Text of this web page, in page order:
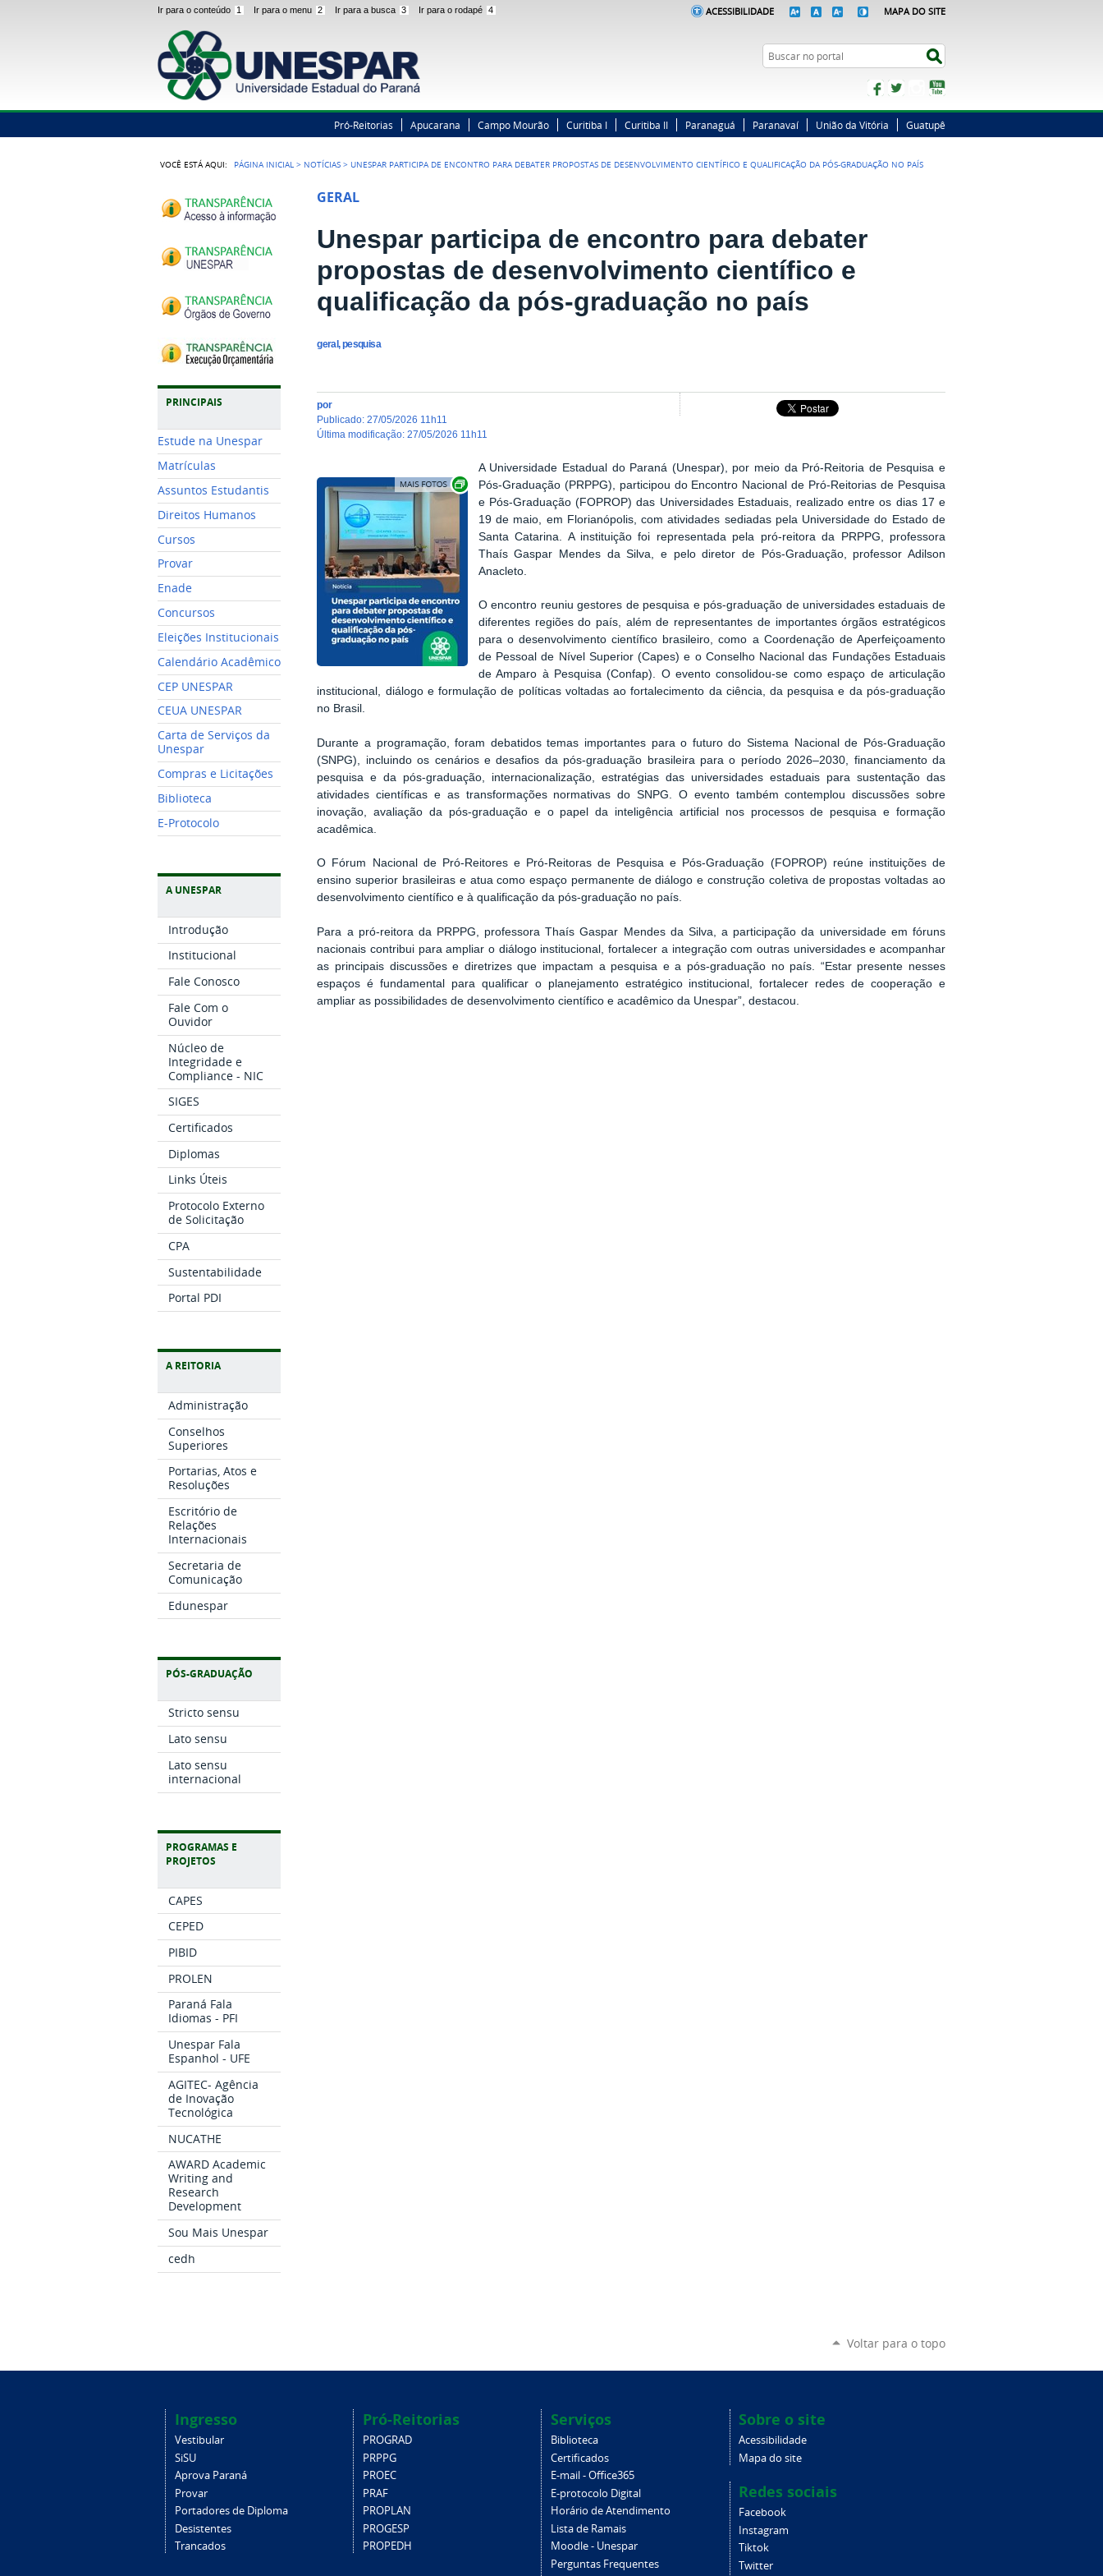
Ir para o conteúdo 1 Ir para o menu 2 Ir para a busca 3 Ir para o rodapé 4 ACESSIBILIDADE MAPA DO SITE
Busca
FacebookTwitterInstagram
Pró-Reitorias Apucarana Campo Mourão Curitiba I Curitiba II Paranaguá Paranavaí União da Vitória Guatupê
VOCÊ ESTÁ AQUI: PÁGINA INICIAL > NOTÍCIAS > UNESPAR PARTICIPA DE ENCONTRO PARA DEBATER PROPOSTAS DE DESENVOLVIMENTO CIENTÍFICO E QUALIFICAÇÃO DA PÓS-GRADUAÇÃO NO PAÍS
PRINCIPAIS
Estude na Unespar
Matrículas
Assuntos Estudantis
Direitos Humanos
Cursos
Provar
Enade
Concursos
Eleições Institucionais
Calendário Acadêmico
CEP UNESPAR
CEUA UNESPAR
Carta de Serviços da
Unespar
Compras e Licitações
Biblioteca
E-Protocolo
A UNESPAR
Introdução
Institucional
Fale Conosco
Fale Com o
Ouvidor
Núcleo de
Integridade e
Compliance - NIC
SIGES
Certificados
Diplomas
Links Úteis
Protocolo Externo
de Solicitação
CPA
Sustentabilidade
Portal PDI
A REITORIA
Administração
Conselhos
Superiores
Portarias, Atos e
Resoluções
Escritório de
Relações
Internacionais
Secretaria de
Comunicação
Edunespar
PÓS-GRADUAÇÃO
Stricto sensu
Lato sensu
Lato sensu
internacional
PROGRAMAS E
PROJETOS
CAPES
CEPED
PIBID
PROLEN
Paraná Fala
Idiomas - PFI
Unespar Fala
Espanhol - UFE
AGITEC- Agência
de Inovação
Tecnológica
NUCATHE
AWARD Academic
Writing and
Research
Development
Sou Mais Unespar
cedh
GERAL
Unespar participa de encontro para debater
propostas de desenvolvimento científico e
qualificação da pós-graduação no país
geral, pesquisa
por
publicado:27/05/2026 11h11
última modificação:27/05/2026 11h11
Exibir carrossel de imagens
A Universidade Estadual do Paraná (Unespar), por meio da Pró-Reitoria de Pesquisa e
Pós-Graduação (PRPPG), participou do Encontro Nacional de Pró-Reitorias de Pesquisa
e Pós-Graduação (FOPROP) das Universidades Estaduais, realizado entre os dias 17 e
19 de maio, em Florianópolis, com atividades sediadas pela Universidade do Estado de
Santa Catarina. A instituição foi representada pela pró-reitora da PRPPG, professora
Thaís Gaspar Mendes da Silva, e pelo diretor de Pós-Graduação, professor Adilson
Anacleto.
O encontro reuniu gestores de pesquisa e pós-graduação de universidades estaduais de
diferentes regiões do país, além de representantes de importantes órgãos estratégicos
para o desenvolvimento científico brasileiro, como a Coordenação de Aperfeiçoamento
de Pessoal de Nível Superior (Capes) e o Conselho Nacional das Fundações Estaduais
de Amparo à Pesquisa (Confap). O evento consolidou-se como espaço de articulação
institucional, diálogo e formulação de políticas voltadas ao fortalecimento da ciência, da pesquisa e da pós-graduação
no Brasil.
Durante a programação, foram debatidos temas importantes para o futuro do Sistema Nacional de Pós-Graduação
(SNPG), incluindo os cenários e desafios da pós-graduação brasileira para o período 2026–2030, financiamento da
pesquisa e da pós-graduação, internacionalização, estratégias das universidades estaduais para sustentação das
atividades científicas e as transformações normativas do SNPG. O evento também contemplou discussões sobre
inovação, avaliação da pós-graduação e o papel da inteligência artificial nos processos de pesquisa e formação
acadêmica.
O Fórum Nacional de Pró-Reitores e Pró-Reitoras de Pesquisa e Pós-Graduação (FOPROP) reúne instituições de
ensino superior brasileiras e atua como espaço permanente de diálogo e construção coletiva de propostas voltadas ao
desenvolvimento científico e à qualificação da pós-graduação no país.
Para a pró-reitora da PRPPG, professora Thaís Gaspar Mendes da Silva, a participação da universidade em fóruns
nacionais contribui para ampliar o diálogo institucional, fortalecer a integração com outras universidades e acompanhar
as principais discussões e diretrizes que impactam a pesquisa e a pós-graduação no país. “Estar presente nesses
espaços é fundamental para qualificar o planejamento estratégico institucional, fortalecer redes de cooperação e
ampliar as possibilidades de desenvolvimento científico e acadêmico da Unespar”, destacou.
Voltar para o topo
Ingresso
Vestibular
SiSU
Aprova Paraná
Provar
Portadores de Diploma
Desistentes
Trancados
Pró-Reitorias
PROGRAD
PRPPG
PROEC
PRAF
PROPLAN
PROGESP
PROPEDH
Serviços
Biblioteca
Certificados
E-mail - Office365
E-protocolo Digital
Horário de Atendimento
Lista de Ramais
Moodle - Unespar
Perguntas Frequentes
Sobre o site
Acessibilidade
Mapa do site
Redes sociais
Facebook
Instagram
Tiktok
Twitter